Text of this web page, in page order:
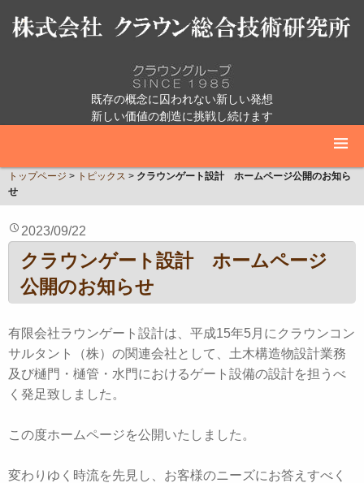
既存の概念に囚われない新しい発想
新しい価値の創造に挑戦し続けます
トップページ > トピックス > クラウンゲート設計 ホームページ公開のお知ら
せ
2023/09/22
クラウンゲート設計 ホームページ
公開のお知らせ
有限会社ラウンゲート設計は、平成15年5月にクラウンコン
サルタント（株）の関連会社として、土木構造物設計業務
及び樋門・樋管・水門におけるゲート設備の設計を担うべ
く発足致しました。
この度ホームページを公開いたしました。
変わりゆく時流を先見し、お客様のニーズにお答えすべく